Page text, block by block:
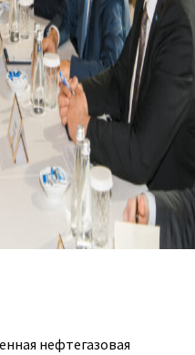
нефтегазовая